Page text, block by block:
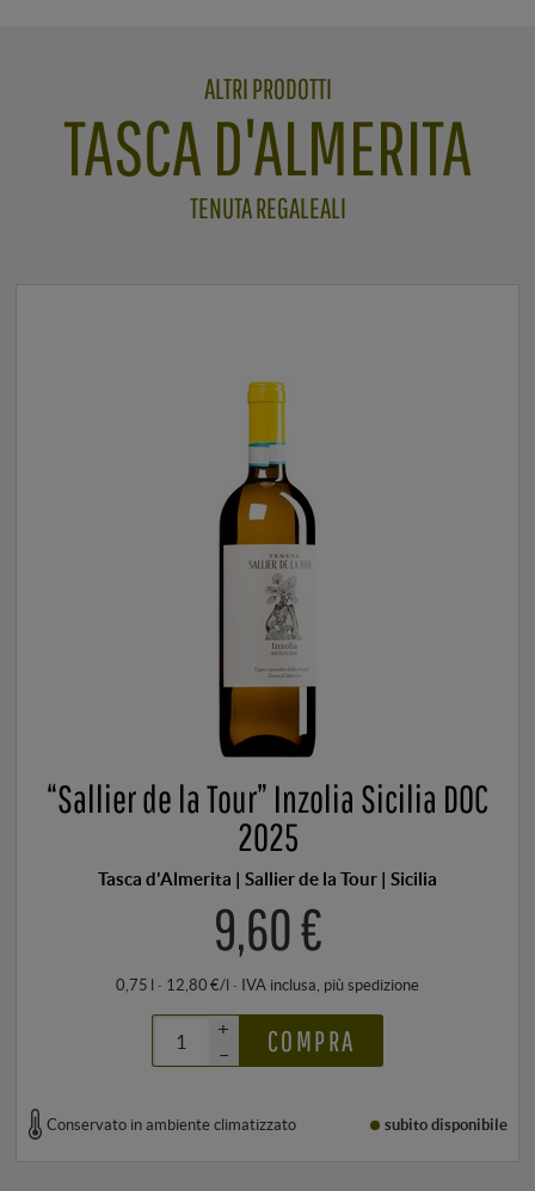
ALTRI PRODOTTI
TASCA D'ALMERITA
TENUTA REGALEALI
“Sallier de la Tour” Inzolia Sicilia DOC
2025
Tasca d'Almerita | Sallier de la Tour | Sicilia
9,60 €
0,75 l · 12,80 €/l · IVA inclusa, piùspedizione
+
–
COMPRA
Conservato in ambiente climatizzato subito disponibile